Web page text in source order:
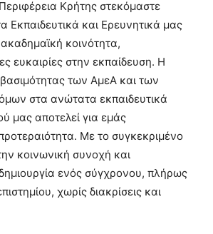
Κρήτης στεκόμαστε
Εκπαιδευτικά και Ερευνητικά μας
κοινότητα,
ευκαιρίες στην εκπαίδευση. Η
των ΑμεΑ και των
στα ανώτατα εκπαιδευτικά
μας αποτελεί για εμάς
Με το συγκεκριμένο
κοινωνική συνοχή και
ενός σύγχρονου, πλήρως
χωρίς διακρίσεις και